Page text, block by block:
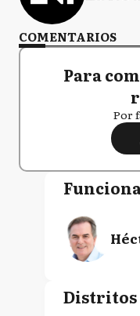
COMENTARIOS
Para
Por
Distritos